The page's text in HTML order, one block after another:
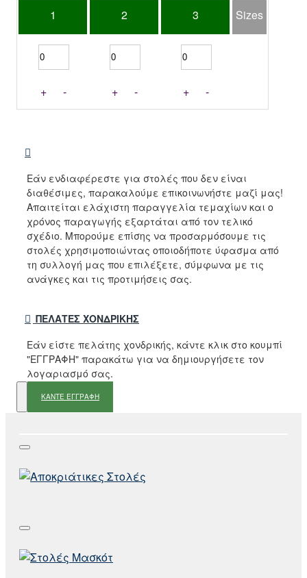
1
2 3 Sizes
+ - + - + -
Εάν ενδιαφέρεστε για στολές που δεν είναι
διαθέσιμες, παρακαλούμε επικοινωνήστε μαζί μας!
Απαιτείται ελάχιστη παραγγελία τεμαχίων και ο
χρόνος παραγωγής εξαρτάται από τον τελικό
σχέδιο. Μπορούμε επίσης να προσαρμόσουμε τις
στολές χρησιμοποιώντας οποιοδήποτε ύφασμα από
τη συλλογή μας που επιλέξετε, σύμφωνα με τις
ανάγκες και τις προτιμήσεις σας.
ΠΕΛΆΤΕΣ ΧΟΝΔΡΙΚΉΣ
Εάν είστε πελάτης χονδρικής, κάντε κλικ στο κουμπί
"ΕΓΓΡΑΦΗ" παρακάτω για να δημιουργήσετε τον
λογαριασμό σας.
ΚΑΝΤΕ ΕΓΓΡΑΦΗ